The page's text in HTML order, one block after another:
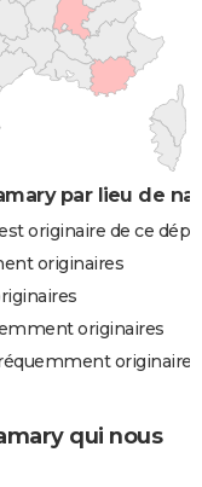
par lieu de
originaire de ce
originaires
originaires
originaires
qui nous